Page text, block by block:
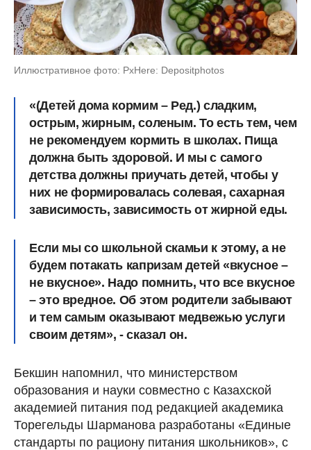
Иллюстративное фото: PxHere: Depositphotos
«(Детей дома кормим – Ред.) сладким,
острым, жирным, соленым. То есть тем, чем
не рекомендуем кормить в школах. Пища
должна быть здоровой. И мы с самого
детства должны приучать детей, чтобы у
них не формировалась солевая, сахарная
зависимость, зависимость от жирной еды.
Если мы со школьной скамьи к этому, а не
будем потакать капризам детей «вкусное –
не вкусное». Надо помнить, что все вкусное
– это вредное. Об этом родители забывают
и тем самым оказывают медвежью услуги
своим детям», - сказал он.
Бекшин напомнил, что министерством
образования и науки совместно с Казахской
академией питания под редакцией академика
Торегельды Шарманова разработаны «Единые
стандарты по рациону питания школьников», с